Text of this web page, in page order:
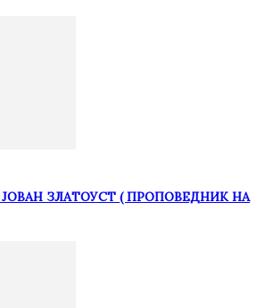
ЗЛАТОУСТ ( ПРОПОВЕДНИК НА